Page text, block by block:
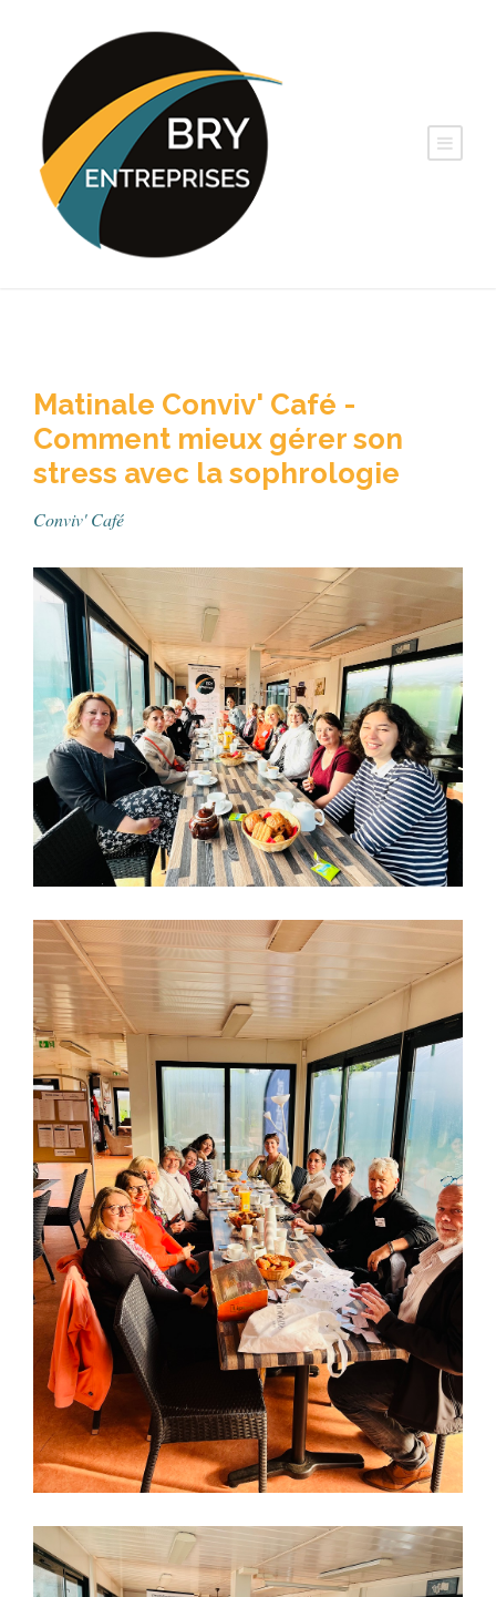
Matinale Conviv' Café -
Comment mieux gérer son
stress avec la sophrologie
Conviv' Café